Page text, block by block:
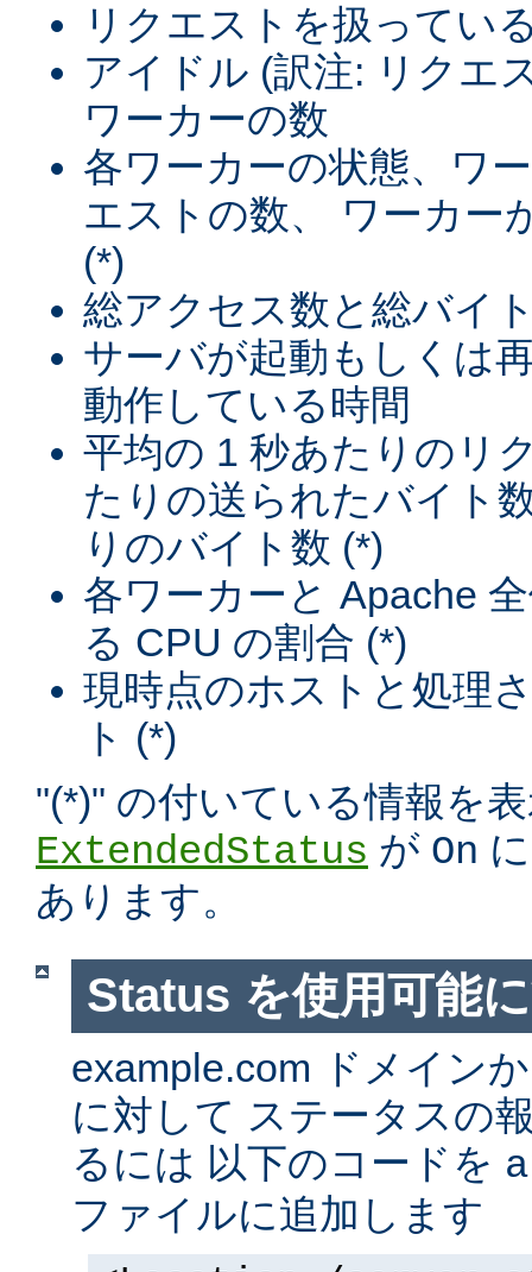
リクエストを扱ってい
アイドル (訳注: リクエ
ワーカーの数
各ワーカーの状態、ワ
エストの数、 ワーカー
(*)
総アクセス数と総バイ
サーバが起動もしくは
動作している時間
平均の 1 秒あたりのリ
たりの送られたバイト
りのバイト数 (*)
各ワーカーと Apache
る CPU の割合 (*)
現時点のホストと処理
ト (*)
"(*)" の付いている情報を
ExtendedStatus が On
あります。
Status を使用可能
example.com ドメイン
に対して ステータスの
るには 以下のコードを
ファイルに追加します